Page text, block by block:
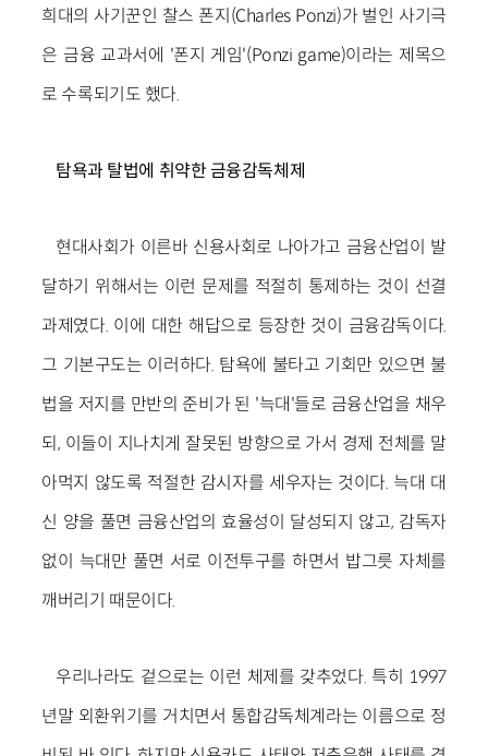
희대의 사기꾼인 찰스 폰지(Charles Ponzi)가 벌인 사기극
은 금융 교과서에 '폰지 게임'(Ponzi game)이라는 제목으
로 수록되기도 했다.
탐욕과 탈법에 취약한 금융감독체제
현대사회가 이른바 신용사회로 나아가고 금융산업이 발
달하기 위해서는 이런 문제를 적절히 통제하는 것이 선결
과제였다. 이에 대한 해답으로 등장한 것이 금융감독이다.
그 기본구도는 이러하다. 탐욕에 불타고 기회만 있으면 불
법을 저지를 만반의 준비가 된 '늑대'들로 금융산업을 채우
되, 이들이 지나치게 잘못된 방향으로 가서 경제 전체를 말
아먹지 않도록 적절한 감시자를 세우자는 것이다. 늑대 대
신 양을 풀면 금융산업의 효율성이 달성되지 않고, 감독자
없이 늑대만 풀면 서로 이전투구를 하면서 밥그릇 자체를
깨버리기 때문이다.
우리나라도 겉으로는 이런 체제를 갖추었다. 특히 1997
년말 외환위기를 거치면서 통합감독체계라는 이름으로 정